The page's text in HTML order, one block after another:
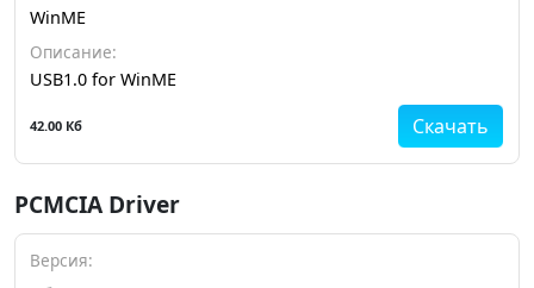
WinME
Описание:
USB1.0 for WinME
Скачать
42.00 Кб
PCMCIA Driver
Версия: